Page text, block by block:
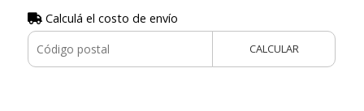
Calculá el costo de envío
CALCULAR